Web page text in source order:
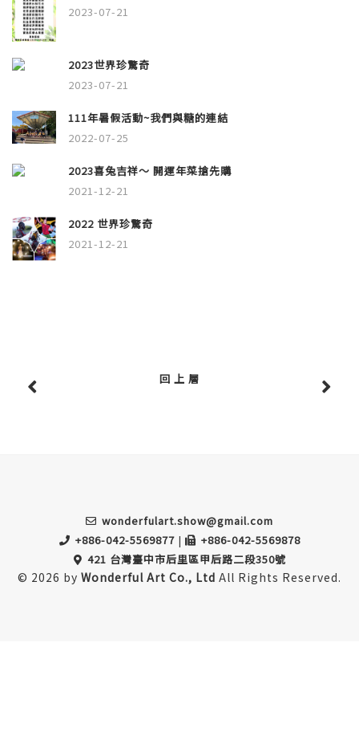
2023-07-21
2023世界珍驚奇
2023-07-21
111年暑假活動~我們與糖的連結
2022-07-25
2023喜兔吉祥～ 開運年菜搶先購
2021-12-21
2022 世界珍驚奇
2021-12-21
回 上 層
wonderfulart.show@gmail.com
+886-042-5569877|
+886-042-5569878
421 台灣臺中市后里區甲后路二段350號
© 2026 by Wonderful Art Co., Ltd All Rights Reserved.